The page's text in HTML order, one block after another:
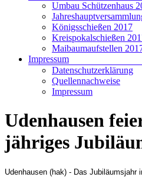
Umbau Schützenhaus
Königsschießen 2017
Kreispokalschießen
Maibaumaufstellen
Impressum
Datenschutzerklärung
Quellennachweise
Impressum
Udenhausen
jähriges
Udenhausen (hak) - Das Jubiläumsjahr